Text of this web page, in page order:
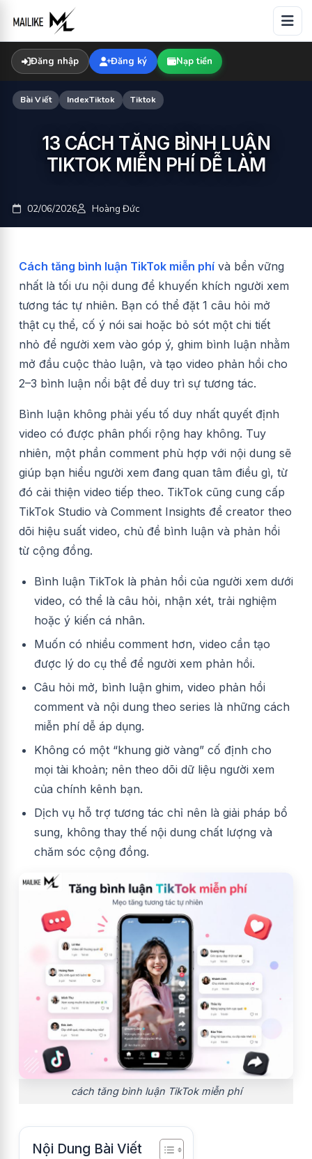
content
Đăng nhập Đăng ký Nạp tiền
Bài Viết IndexTiktok Tiktok
13 CÁCH TĂNG BÌNH LUẬN
TIKTOK MIỄN PHÍ DỄ LÀM
02/06/2026 Hoàng Đức
Cách tăng bình luận TikTok miễn phí và bền vững
nhất là tối ưu nội dung để khuyến khích người xem
tương tác tự nhiên. Bạn có thể đặt 1 câu hỏi mở
thật cụ thể, cố ý nói sai hoặc bỏ sót một chi tiết
nhỏ để người xem vào góp ý, ghim bình luận nhằm
mở đầu cuộc thảo luận, và tạo video phản hồi cho
2–3 bình luận nổi bật để duy trì sự tương tác.
Bình luận không phải yếu tố duy nhất quyết định
video có được phân phối rộng hay không. Tuy
nhiên, một phần comment phù hợp với nội dung sẽ
giúp bạn hiểu người xem đang quan tâm điều gì, từ
đó cải thiện video tiếp theo. TikTok cũng cung cấp
TikTok Studio và Comment Insights để creator theo
dõi hiệu suất video, chủ đề bình luận và phản hồi
từ cộng đồng.
Bình luận TikTok là phản hồi của người xem dưới
video, có thể là câu hỏi, nhận xét, trải nghiệm
hoặc ý kiến cá nhân.
Muốn có nhiều comment hơn, video cần tạo
được lý do cụ thể để người xem phản hồi.
Câu hỏi mở, bình luận ghim, video phản hồi
comment và nội dung theo series là những cách
miễn phí dễ áp dụng.
Không có một “khung giờ vàng” cố định cho
mọi tài khoản; nên theo dõi dữ liệu người xem
của chính kênh bạn.
Dịch vụ hỗ trợ tương tác chỉ nên là giải pháp bổ
sung, không thay thế nội dung chất lượng và
chăm sóc cộng đồng.
cách tăng bình luận TikTok miễn phí
Nội Dung Bài Viết